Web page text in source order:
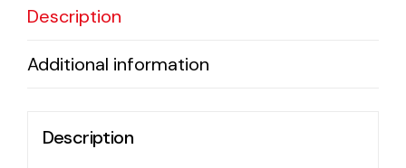
Description
Additional information
Description